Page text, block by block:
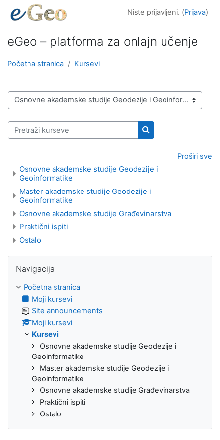
Idi na glavni sadržaj
Niste prijavljeni. (Prijava)
eGeo – platforma za onlajn učenje
Početna stranica Kursevi
Kategorije kurseva
Pretraži kurseve
Pretraži kurseve
Proširi sve
Osnovne akademske studije Geodezije i
Geoinformatike
Master akademske studije Geodezije i
Geoinformatike
Osnovne akademske studije Građevinarstva
Praktični ispiti
Ostalo
Navigacija
Početna stranica
Moji kursevi
Site announcements
Moji kursevi
Kursevi
Osnovne akademske studije Geodezije i
Geoinformatike
Master akademske studije Geodezije i
Geoinformatike
Osnovne akademske studije Građevinarstva
Praktični ispiti
Ostalo